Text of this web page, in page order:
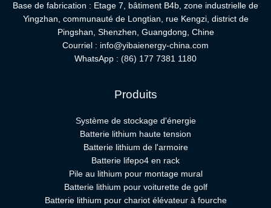
Base de fabrication : Etage 7, bâtiment B4b, zone industrielle de
Yingzhan, communauté de Longtian, rue Kengzi, district de
Pingshan, Shenzhen, Guangdong, Chine
Courriel : info@yibaienergy-china.com
WhatsApp : (86) 177 7381 1180
Produits
Système de stockage d'énergie
Batterie lithium haute tension
Batterie lithium de l'armoire
Batterie lifepo4 en rack
Pile au lithium pour montage mural
Batterie lithium pour voiturette de golf
Batterie lithium pour chariot élévateur à fourche